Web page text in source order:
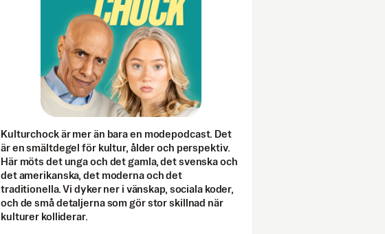
Kulturchock är mer än bara en modepodcast. Det
är en smältdegel för kultur, ålder och perspektiv.
Här möts det unga och det gamla, det svenska och
det amerikanska, det moderna och det
traditionella. Vi dyker ner i vänskap, sociala koder,
och de små detaljerna som gör stor skillnad när
kulturer kolliderar.